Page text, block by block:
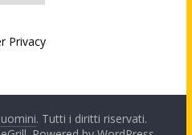
Privacy
. Tutti i diritti riservati.